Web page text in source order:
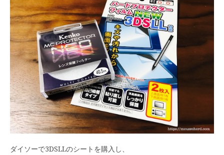
ダイソーで3DSLLのシートを購入し、